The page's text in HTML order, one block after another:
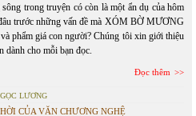
trong truyện có còn là một ẩn dụ của hôm
trước những vấn đề mà XÓM BỜ MƯƠNG
phẩm giá con người? Chúng tôi xin giới thiệu
dành cho mỗi bạn đọc.
Đọc thêm
LƯƠNG
CỦA VĂN CHƯƠNG NGHỆ